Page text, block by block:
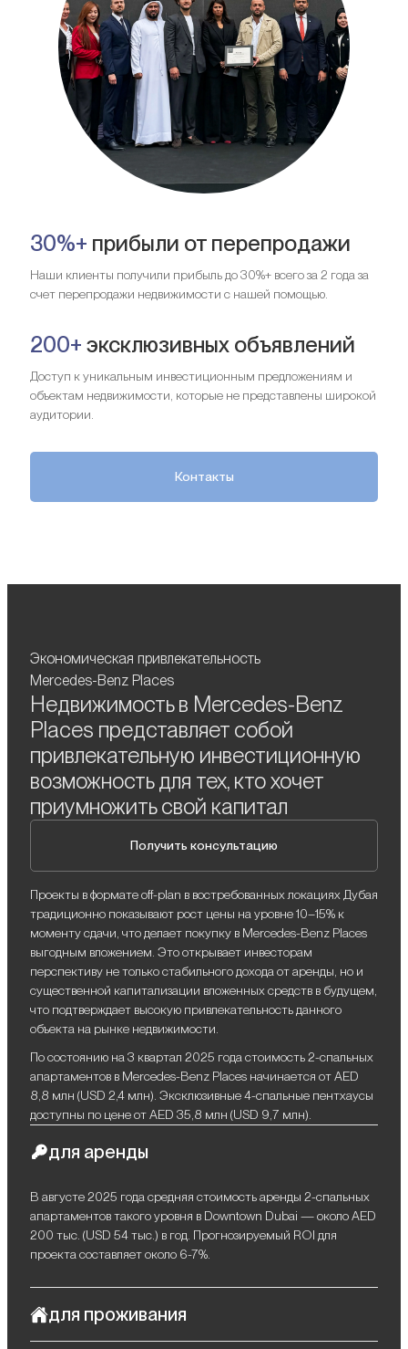
30%+ прибыли от перепродажи
Наши клиенты получили прибыль до 30%+ всего за 2 года за
счет перепродажи недвижимости с нашей помощью.
200+ эксклюзивных объявлений
Доступ к уникальным инвестиционным предложениям и
объектам недвижимости, которые не представлены широкой
аудитории.
Контакты
Экономическая привлекательность
Mercedes-Benz Places
Недвижимость в Mercedes-Benz
Places представляет собой
привлекательную инвестиционную
возможность для тех, кто хочет
приумножить свой капитал
Получить консультацию
Проекты в формате off-plan в востребованных локациях Дубая
традиционно показывают рост цены на уровне 10–15% к
моменту сдачи, что делает покупку в Mercedes-Benz Places
выгодным вложением. Это открывает инвесторам
перспективу не только стабильного дохода от аренды, но и
существенной капитализации вложенных средств в будущем,
что подтверждает высокую привлекательность данного
объекта на рынке недвижимости.
По состоянию на 3 квартал 2025 года стоимость 2-спальных
апартаментов в Mercedes-Benz Places начинается от AED
8,8 млн (USD 2,4 млн). Эксклюзивные 4-спальные пентхаусы
доступны по цене от AED 35,8 млн (USD 9,7 млн).
для аренды
В августе 2025 года средняя стоимость аренды 2-спальных
апартаментов такого уровня в Downtown Dubai — около AED
200 тыс. (USD 54 тыс.) в год. Прогнозируемый ROI для
проекта составляет около 6-7%.
для проживания